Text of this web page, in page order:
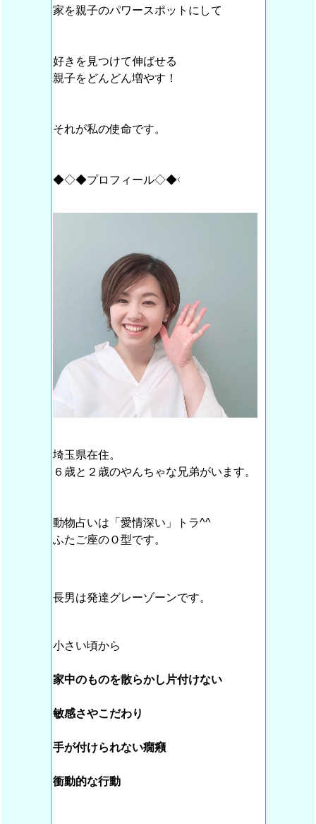
家を親子のパワースポットにして
好きを見つけて伸ばせる
親子をどんどん増やす！
それが私の使命です。
◆◇◆プロフィール◇◆◇
埼玉県在住。
６歳と２歳のやんちゃな兄弟がいます。
動物占いは「愛情深い」トラ^^
ふたご座のＯ型です。
長男は発達グレーゾーンです。
小さい頃から
家中のものを散らかし片付けない
敏感さやこだわり
手が付けられない癇癪
衝動的な行動